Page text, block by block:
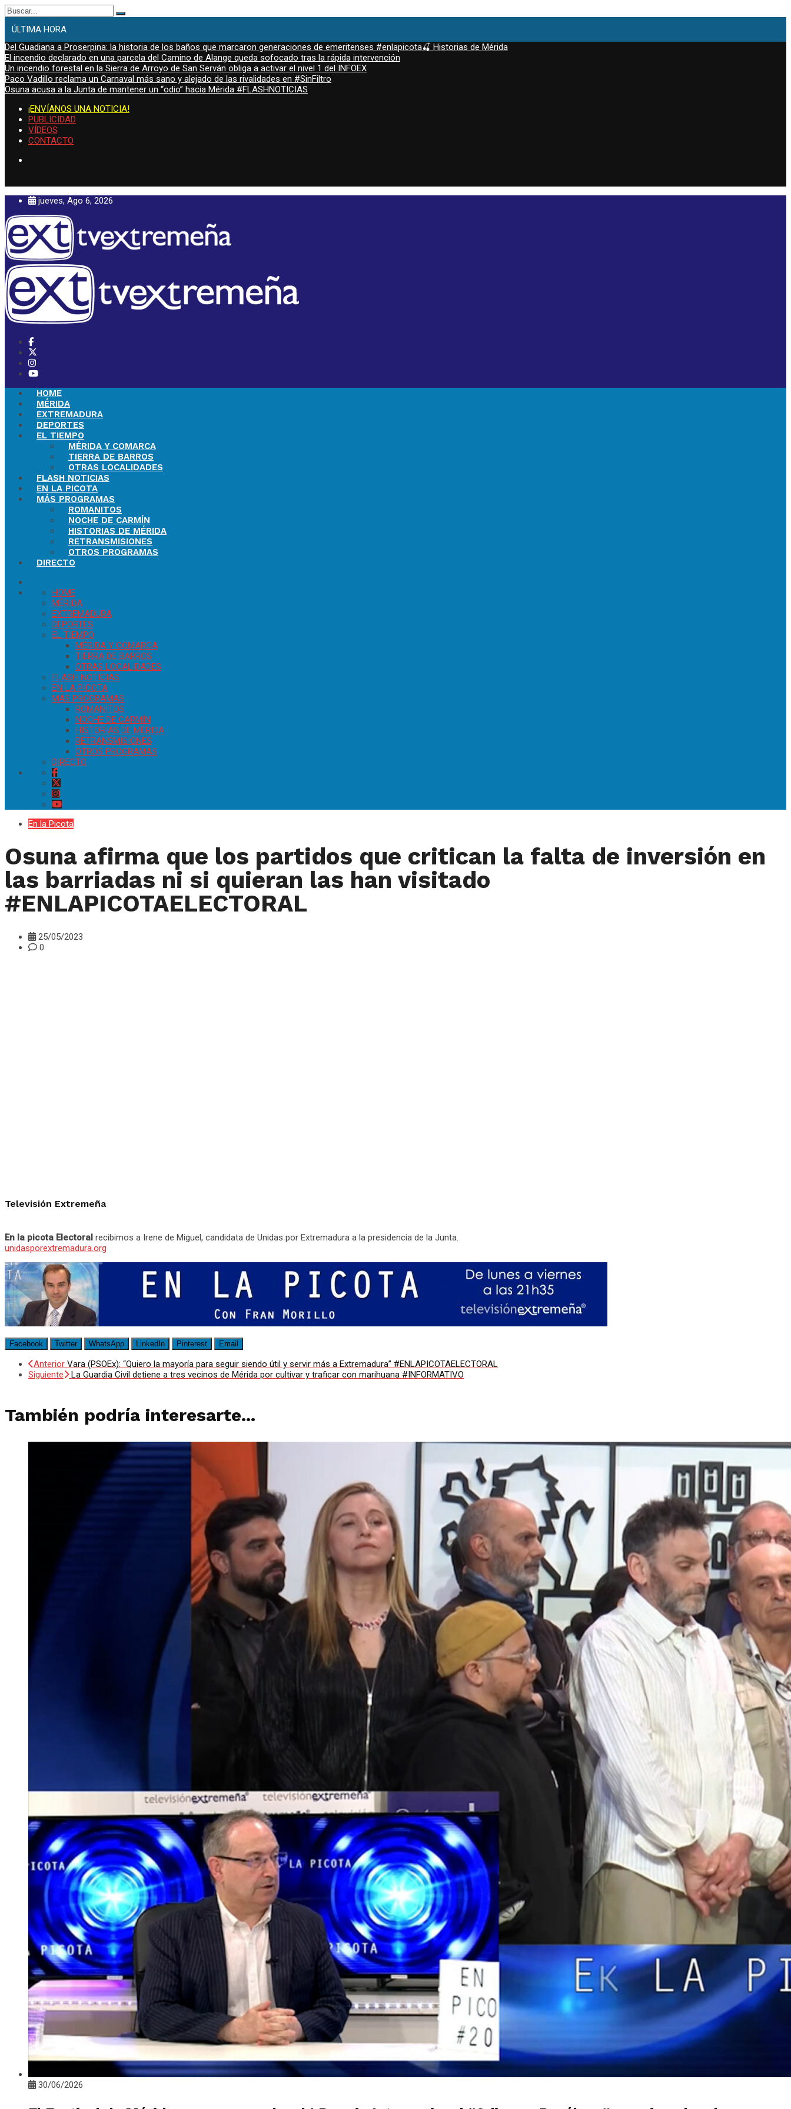
Buscar:
ÚLTIMA HORA
Del Guadiana a Proserpina: la historia de los baños que marcaron generaciones de emeritenses #enlapicota🍒 Historias de Mérida
El incendio declarado en una parcela del Camino de Alange queda sofocado tras la rápida intervención
Un incendio forestal en la Sierra de Arroyo de San Serván obliga a activar el nivel 1 del INFOEX
Paco Vadillo reclama un Carnaval más sano y alejado de las rivalidades en #SinFiltro
Osuna acusa a la Junta de mantener un “odio” hacia Mérida #FLASHNOTICIAS
¡ENVÍANOS UNA NOTICIA!
PUBLICIDAD
VÍDEOS
CONTACTO
jueves, Ago 6, 2026
HOME
MÉRIDA
EXTREMADURA
DEPORTES
EL TIEMPO
MÉRIDA Y COMARCA
TIERRA DE BARROS
OTRAS LOCALIDADES
FLASH NOTICIAS
EN LA PICOTA
MÁS PROGRAMAS
ROMANITOS
NOCHE DE CARMÍN
HISTORIAS DE MÉRIDA
RETRANSMISIONES
OTROS PROGRAMAS
DIRECTO
HOME
MÉRIDA
EXTREMADURA
DEPORTES
EL TIEMPO
MÉRIDA Y COMARCA
TIERRA DE BARROS
OTRAS LOCALIDADES
FLASH NOTICIAS
EN LA PICOTA
MÁS PROGRAMAS
ROMANITOS
NOCHE DE CARMÍN
HISTORIAS DE MÉRIDA
RETRANSMISIONES
OTROS PROGRAMAS
DIRECTO
En la Picota
Osuna afirma que los partidos que critican la falta de inversión en
las barriadas ni si quieran las han visitado
#ENLAPICOTAELECTORAL
25/05/2023
0
Televisión Extremeña
En la picota Electoral recibimos a Irene de Miguel, candidata de Unidas por Extremadura a la presidencia de la Junta.
unidasporextremadura.org
Facebook Twitter WhatsApp LinkedIn Pinterest Email
Anterior Vara (PSOEx): “Quiero la mayoría para seguir siendo útil y servir más a Extremadura” #ENLAPICOTAELECTORAL
Siguiente
La Guardia Civil detiene a tres vecinos de Mérida por cultivar y traficar con marihuana #INFORMATIVO
También podría interesarte...
30/06/2026